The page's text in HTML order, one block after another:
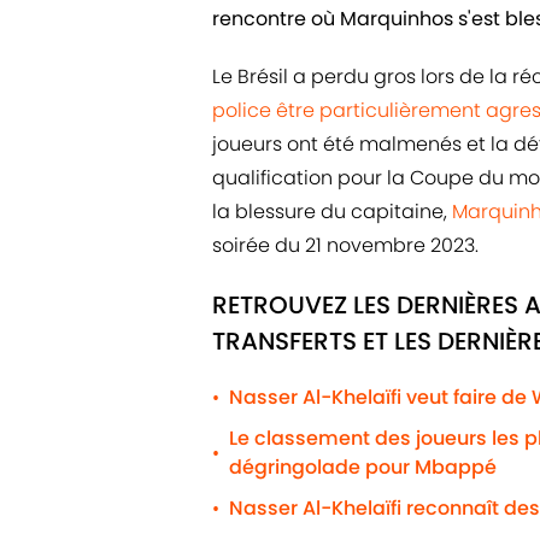
rencontre où Marquinhos s'est
Le Brésil a perdu gros lors de la
police être particulièrement
joueurs ont été malmenés et la
qualification pour la Coupe du
la blessure du capitaine,
soirée du 21 novembre 2023.
RETROUVEZ LES
TRANSFERTS ET LES
• Nasser Al-Khelaïfi veut faire de
•
Le classement des joueurs les
dégringolade pour Mbappé
• Nasser Al-Khelaïfi reconnaît